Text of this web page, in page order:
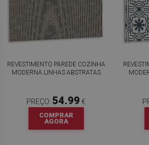
REVESTIMENTO PAREDE COZINHA
MODERNA LINHAS ABSTRATAS
PREÇO: 54.99 €
COMPRAR
AGORA